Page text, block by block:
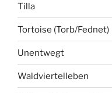
Tilla
Tortoise (Torb/Fednet)
Unentwegt
Waldviertelleben